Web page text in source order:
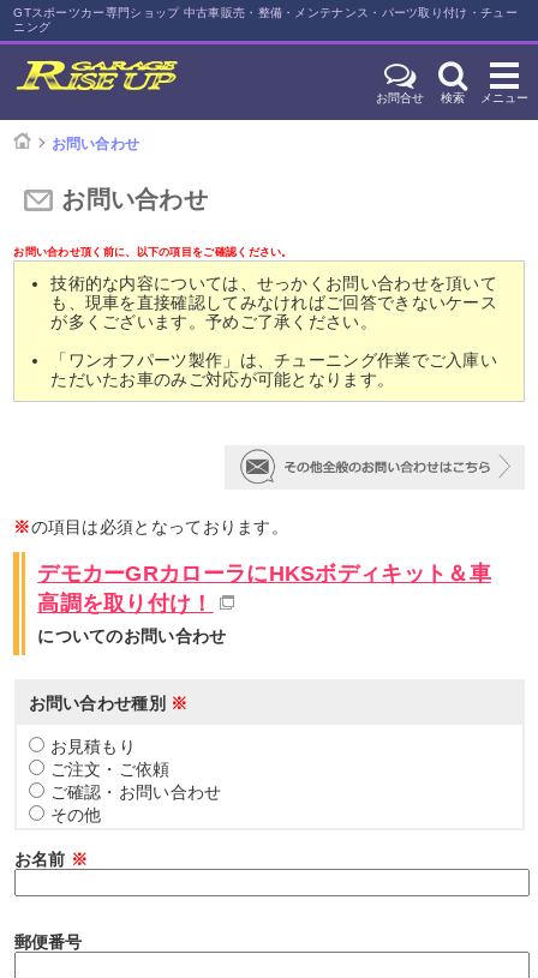
GTスポーツカー専門ショップ 中古車販売・整備・メンテナンス・パーツ取り付け・チュー
ニング
お問合せ 検索 メニュー
お問い合わせ
お問い合わせ
お問い合わせ頂く前に、以下の項目をご確認ください。
技術的な内容については、せっかくお問い合わせを頂いて
も、現車を直接確認してみなければご回答できないケース
が多くございます。予めご了承ください。
「ワンオフパーツ製作」は、チューニング作業でご入庫い
ただいたお車のみご対応が可能となります。
デモカーGRカローラにHKSボディキット＆車
高調を取り付け！
についてのお問い合わせ
※の項目は必須となっております。
お問い合わせ種別 ※
お見積もり
ご注文・ご依頼
ご確認・お問い合わせ
その他
お名前 ※
郵便番号